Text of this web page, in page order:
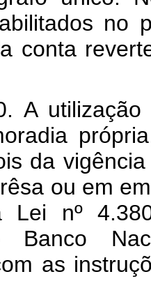
conta
da
da
ou em
Lei nº
Banco
as